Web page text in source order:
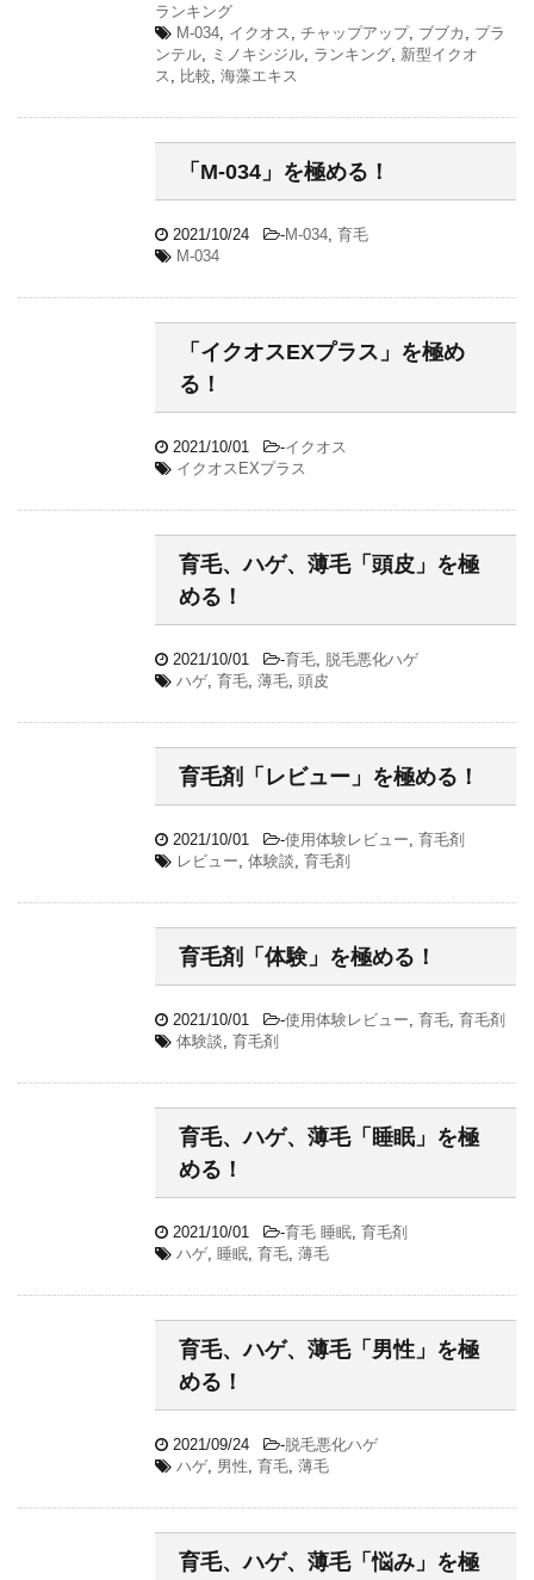
ランキング
M-034 イクオス チャップアップ, ブブカ
プラ
ンテル
ミノキシジル ランキング 新型イクオ
ス
比較 海藻エキス
「M-034」を極める！
2021/10/24 -M-034 育毛
M-034
「イクオスEXプラス」を極め
る！
2021/10/01 -イクオス
イクオスEXプラス
育毛、ハゲ、薄毛「頭皮」を極
める！
2021/10/01 -育毛
脱毛悪化ハゲ
ハゲ 育毛 薄毛 頭皮
育毛剤「レビュー」を極める！
2021/10/01 -使用体験レビュー 育毛剤
レビュー 体験談 育毛剤
育毛剤「体験」を極める！
2021/10/01 -使用体験レビュー 育毛 育毛剤
体験談 育毛剤
育毛、ハゲ、薄毛「睡眠」を極
める！
2021/10/01 -育毛 睡眠 育毛剤
ハゲ 睡眠 育毛 薄毛
育毛、ハゲ、薄毛「男性」を極
める！
2021/09/24 -脱毛悪化ハゲ
ハゲ 男性 育毛 薄毛
育毛、ハゲ、薄毛「悩み」を極